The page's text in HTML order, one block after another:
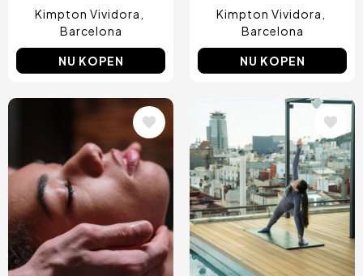
Kimpton Vividora
Barcelona
NU KOPEN
Kimpton Vividora
Barcelona
NU KOPEN
Afbeelding Afbeelding